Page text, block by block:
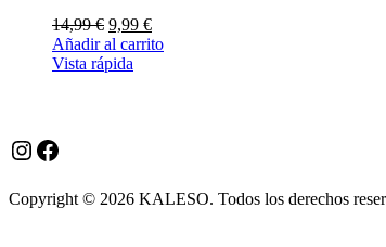
14,99€ El
precio
original
9,99 €El
precio
Añadir al carrito
Vista rápida
Instagram
Facebook
Copyright © 2026 KALESO. Todos los derechos